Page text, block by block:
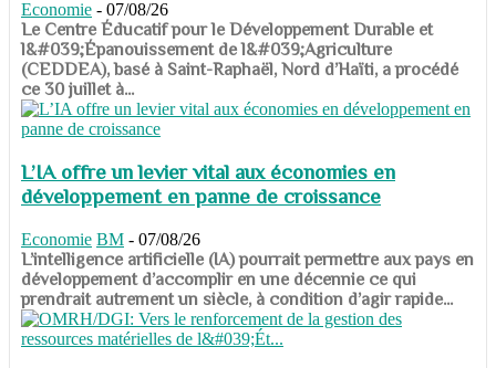
Economie - 07/08/26
​​​​​​​Le Centre Éducatif pour le Développement Durable et
l&#039;Épanouissement de l&#039;Agriculture
(CEDDEA), basé à Saint-Raphaël, Nord d’Haïti, a procédé
ce 30 juillet à...
L’IA offre un levier vital aux économies en
développement en panne de croissance
Economie BM - 07/08/26
​​​​​​​L’intelligence artificielle (IA) pourrait permettre aux pays en
développement d’accomplir en une décennie ce qui
prendrait autrement un siècle, à condition d’agir rapide...